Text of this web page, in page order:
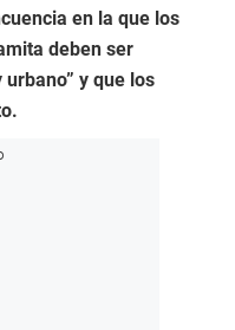
en la que los
deben ser
y que los